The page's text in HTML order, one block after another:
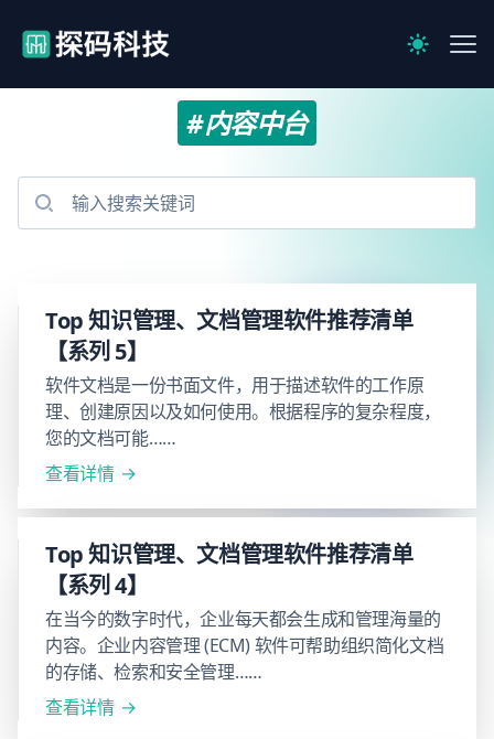
【官网】探码科技
Switch
#内容中台
Top 知识管理、文档管理软件推荐清单
【系列 5】
软件文档是一份书面文件，用于描述软件的工作原
理、创建原因以及如何使用。根据程序的复杂程度，
您的文档可能……
查看详情
Top 知识管理、文档管理软件推荐清单
【系列 4】
在当今的数字时代，企业每天都会生成和管理海量的
内容。企业内容管理 (ECM) 软件可帮助组织简化文档
的存储、检索和安全管理……
查看详情